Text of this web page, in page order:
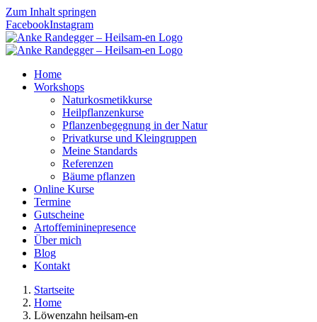
Zum Inhalt springen
FacebookInstagram
Home
Workshops
Naturkosmetikkurse
Heilpflanzenkurse
Pflanzenbegegnung in der Natur
Privatkurse und Kleingruppen
Meine Standards
Referenzen
Bäume pflanzen
Online Kurse
Termine
Gutscheine
Artoffemininepresence
Über mich
Blog
Kontakt
Startseite
Home
Löwenzahn heilsam-en